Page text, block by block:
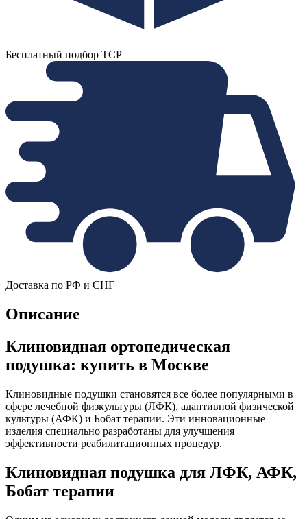
Бесплатный подбор ТСР
Доставка по РФ и СНГ
Описание
Клиновидная ортопедическая
подушка: купить в Москве
Клиновидные подушки становятся все более популярными в
сфере лечебной физкультуры (ЛФК), адаптивной физической
культуры (АФК) и Бобат терапии. Эти инновационные
изделия специально разработаны для улучшения
эффективности реабилитационных процедур.
Клиновидная подушка для ЛФК, АФК,
Бобат терапии